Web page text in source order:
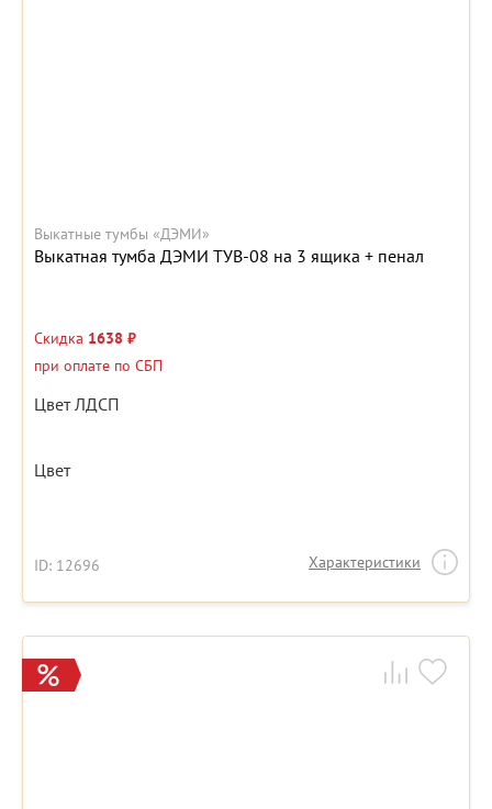
Выкатные тумбы «ДЭМИ»
Выкатная тумба ДЭМИ ТУВ-08 на 3 ящика + пенал
Скидка 1638 ₽
при оплате по СБП
Цвет ЛДСП
Цвет
ID: 12696 Характеристики